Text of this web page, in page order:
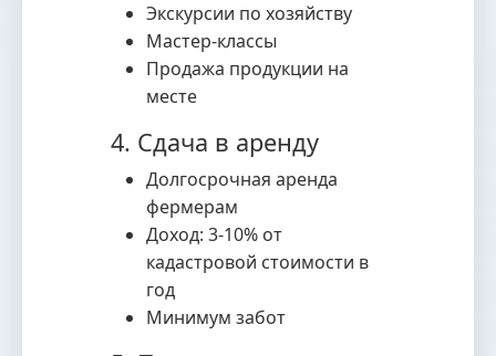
Экскурсии по хозяйству
Мастер-классы
Продажа продукции на
месте
4. Сдача в аренду
Долгосрочная аренда
фермерам
Доход: 3-10% от
кадастровой стоимости в
год
Минимум забот